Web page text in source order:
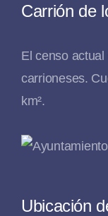
Carrión de
El censo
carrioneses.
km².
Ubicación